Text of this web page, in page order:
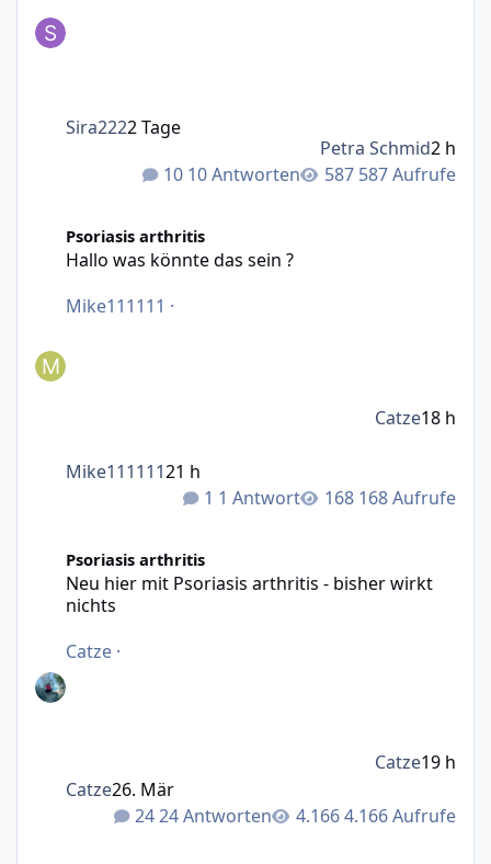
10 Antworten 587 Aufrufe
Sira2222 Tage
Petra Schmid2 h
Psoriasis arthritis
Hallo was könnte das sein ?
Mike111111 ·
1 Antwort 168 Aufrufe
Mike11111121 h
Catze18 h
Psoriasis arthritis
Neu hier mit Psoriasis arthritis - bisher wirkt
nichts
Catze ·
24 Antworten 4.166 Aufrufe
Catze26. Mär
Catze19 h